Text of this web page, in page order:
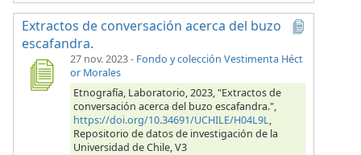
Extractos de conversación acerca del buzo
escafandra.
27 nov. 2023- Fondo y colección Vestimenta Héct
or Morales
Etnografía, Laboratorio, 2023, "Extractos de
conversación acerca del buzo escafandra.",
https://doi.org/10.34691/UCHILE/H04L9L,
Repositorio de datos de investigación de la
Universidad de Chile, V3